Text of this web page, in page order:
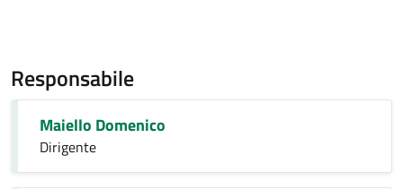
Responsabile
Maiello Domenico
Dirigente